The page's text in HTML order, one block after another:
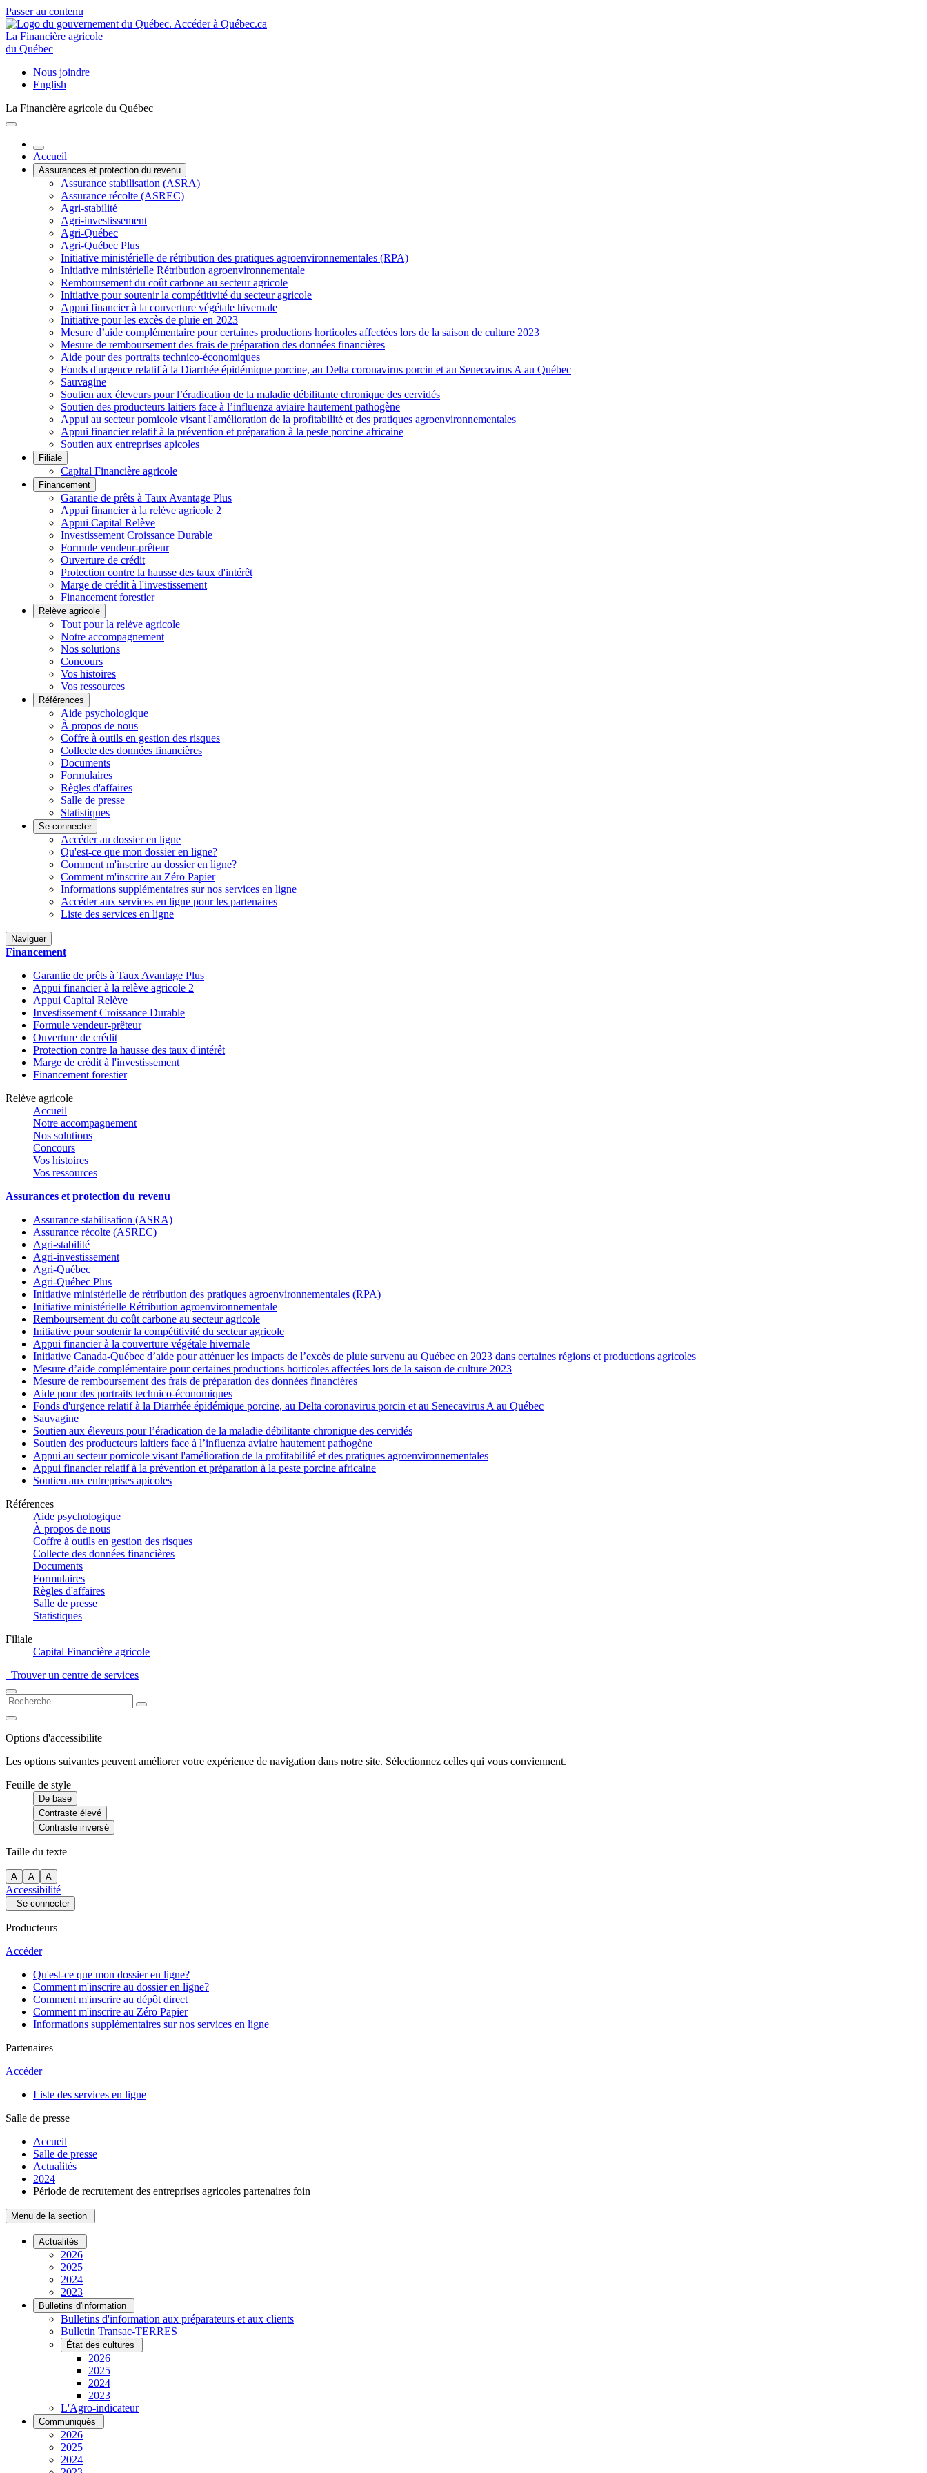
Passer au contenu
La Financière agricole
du Québec
Nous joindre
English
La Financière agricole du Québec
Accueil
Assurances et protection du revenu
Assurance stabilisation (ASRA)
Assurance récolte (ASREC)
Agri-stabilité
Agri-investissement
Agri-Québec
Agri-Québec Plus
Initiative ministérielle de rétribution des pratiques agroenvironnementales (RPA)
Initiative ministérielle Rétribution agroenvironnementale
Remboursement du coût carbone au secteur agricole
Initiative pour soutenir la compétitivité du secteur agricole
Appui financier à la couverture végétale hivernale
Initiative pour les excès de pluie en 2023
Mesure d’aide complémentaire pour certaines productions horticoles affectées lors de la saison de culture 2023
Mesure de remboursement des frais de préparation des données financières
Aide pour des portraits technico-économiques
Fonds d'urgence relatif à la Diarrhée épidémique porcine, au Delta coronavirus porcin et au Senecavirus A au Québec
Sauvagine
Soutien aux éleveurs pour l’éradication de la maladie débilitante chronique des cervidés
Soutien des producteurs laitiers face à l’influenza aviaire hautement pathogène
Appui au secteur pomicole visant l'amélioration de la profitabilité et des pratiques agroenvironnementales
Appui financier relatif à la prévention et préparation à la peste porcine africaine
Soutien aux entreprises apicoles
Filiale
Capital Financière agricole
Financement
Garantie de prêts à Taux Avantage Plus
Appui financier à la relève agricole 2
Appui Capital Relève
Investissement Croissance Durable
Formule vendeur-prêteur
Ouverture de crédit
Protection contre la hausse des taux d'intérêt
Marge de crédit à l'investissement
Financement forestier
Relève agricole
Tout pour la relève agricole
Notre accompagnement
Nos solutions
Concours
Vos histoires
Vos ressources
Références
Aide psychologique
À propos de nous
Coffre à outils en gestion des risques
Collecte des données financières
Documents
Formulaires
Règles d'affaires
Salle de presse
Statistiques
Se connecter
Accéder au dossier en ligne
Qu'est-ce que mon dossier en ligne?
Comment m'inscrire au dossier en ligne?
Comment m'inscrire au Zéro Papier
Informations supplémentaires sur nos services en ligne
Accéder aux services en ligne pour les partenaires
Liste des services en ligne
Naviguer
Financement
Garantie de prêts à Taux Avantage Plus
Appui financier à la relève agricole 2
Appui Capital Relève
Investissement Croissance Durable
Formule vendeur-prêteur
Ouverture de crédit
Protection contre la hausse des taux d'intérêt
Marge de crédit à l'investissement
Financement forestier
Relève agricole
Accueil
Notre accompagnement
Nos solutions
Concours
Vos histoires
Vos ressources
Assurances et protection du revenu
Assurance stabilisation (ASRA)
Assurance récolte (ASREC)
Agri-stabilité
Agri-investissement
Agri-Québec
Agri-Québec Plus
Initiative ministérielle de rétribution des pratiques agroenvironnementales (RPA)
Initiative ministérielle Rétribution agroenvironnementale
Remboursement du coût carbone au secteur agricole
Initiative pour soutenir la compétitivité du secteur agricole
Appui financier à la couverture végétale hivernale
Initiative Canada-Québec d’aide pour atténuer les impacts de l’excès de pluie survenu au Québec en 2023 dans certaines régions et productions agricoles
Mesure d’aide complémentaire pour certaines productions horticoles affectées lors de la saison de culture 2023
Mesure de remboursement des frais de préparation des données financières
Aide pour des portraits technico-économiques
Fonds d'urgence relatif à la Diarrhée épidémique porcine, au Delta coronavirus porcin et au Senecavirus A au Québec
Sauvagine
Soutien aux éleveurs pour l’éradication de la maladie débilitante chronique des cervidés
Soutien des producteurs laitiers face à l’influenza aviaire hautement pathogène
Appui au secteur pomicole visant l'amélioration de la profitabilité et des pratiques agroenvironnementales
Appui financier relatif à la prévention et préparation à la peste porcine africaine
Soutien aux entreprises apicoles
Références
Aide psychologique
À propos de nous
Coffre à outils en gestion des risques
Collecte des données financières
Documents
Formulaires
Règles d'affaires
Salle de presse
Statistiques
Filiale
Capital Financière agricole
Trouver un centre de services
Options d'accessibilite
Les options suivantes peuvent améliorer votre expérience de navigation dans notre site. Sélectionnez celles qui vous conviennent.
Feuille de style
De base
Contraste élevé
Contraste inversé
Taille du texte
A A A
Accessibilité
Se connecter
Producteurs
Accéder
Qu'est-ce que mon dossier en ligne?
Comment m'inscrire au dossier en ligne?
Comment m'inscrire au dépôt direct
Comment m'inscrire au Zéro Papier
Informations supplémentaires sur nos services en ligne
Partenaires
Accéder
Liste des services en ligne
Salle de presse
Accueil
Salle de presse
Actualités
2024
Période de recrutement des entreprises agricoles partenaires foin
Menu de la section
Actualités
2026
2025
2024
2023
Bulletins d'information
Bulletins d'information aux préparateurs et aux clients
Bulletin Transac-TERRES
État des cultures
2026
2025
2024
2023
L'Agro-indicateur
Communiqués
2026
2025
2024